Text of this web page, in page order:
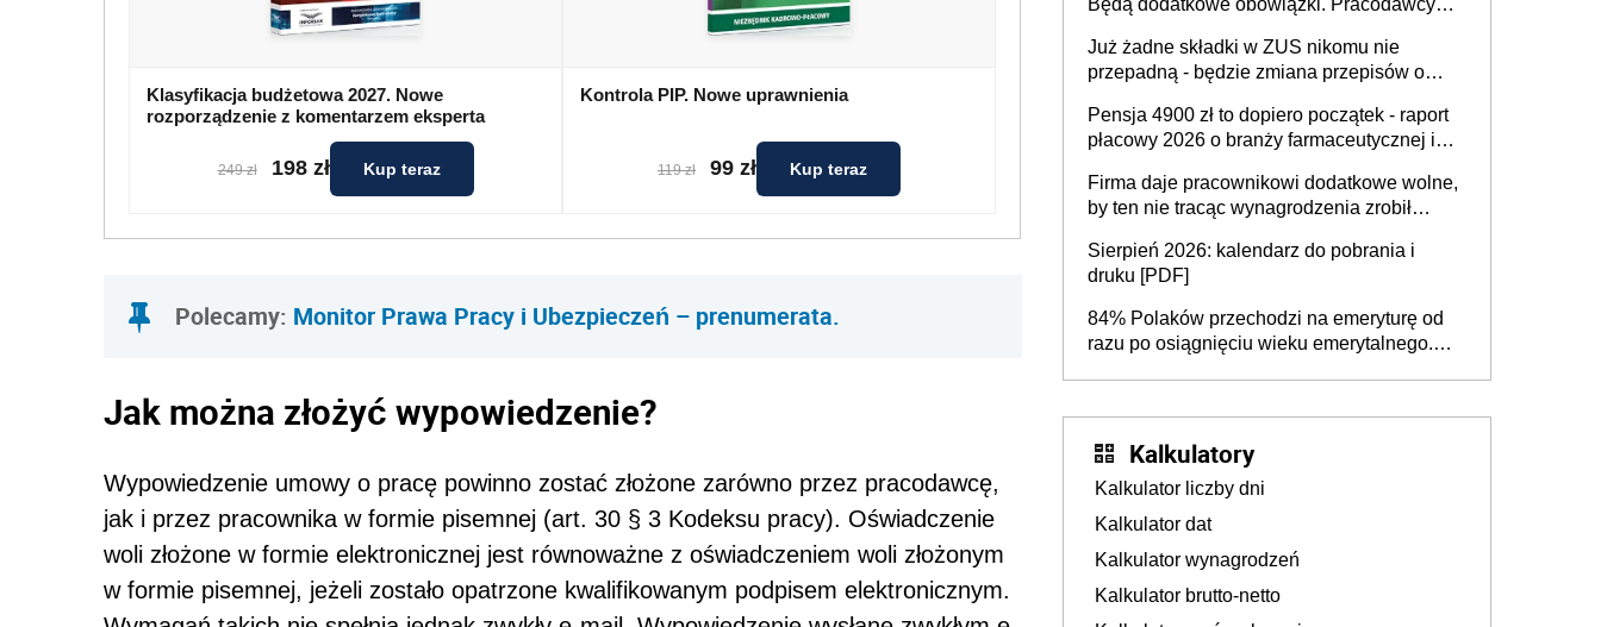
Klasyfikacja budżetowa 2027. Nowe
rozporządzenie z komentarzem eksperta
249 zł 198 zł Kup teraz
Kontrola PIP. Nowe uprawnienia
119 zł 99 zł Kup teraz
Polecamy: Monitor Prawa Pracy i Ubezpieczeń – prenumerata.
Jak można złożyć wypowiedzenie?
Wypowiedzenie umowy o pracę powinno zostać złożone zarówno przez pracodawcę,
jak i przez pracownika w formie pisemnej (art. 30 § 3 Kodeksu pracy). Oświadczenie
woli złożone w formie elektronicznej jest równoważne z oświadczeniem woli złożonym
w formie pisemnej, jeżeli zostało opatrzone kwalifikowanym podpisem elektronicznym.
na rzecz Inkluzywności w Zatrudnianiu?
Będą dodatkowe obowiązki. Pracodawcy
Już żadne składki w ZUS nikomu nie
przepadną - będzie zmiana przepisów o
ubezpieczeniom społecznym
Pensja 4900 zł to dopiero początek - raport
płacowy 2026 o branży farmaceutycznej i
Firma daje pracownikowi dodatkowe wolne,
by ten nie tracąc wynagrodzenia zrobił
sprawdza
Sierpień 2026: kalendarz do pobrania i
druku [PDF]
84% Polaków przechodzi na emeryturę od
razu po osiągnięciu wieku emerytalnego.
45+ to siła napędowa gospodarki
Kalkulatory
Kalkulator liczby dni
Kalkulator dat
Kalkulator wynagrodzeń
Kalkulator brutto-netto